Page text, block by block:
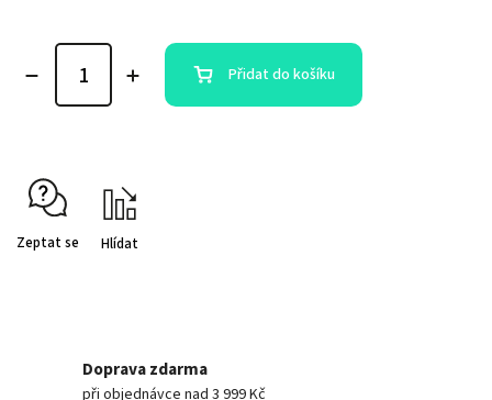
Přidat do košíku
Zeptat se Hlídat
Doprava zdarma
při objednávce nad 3 999 Kč